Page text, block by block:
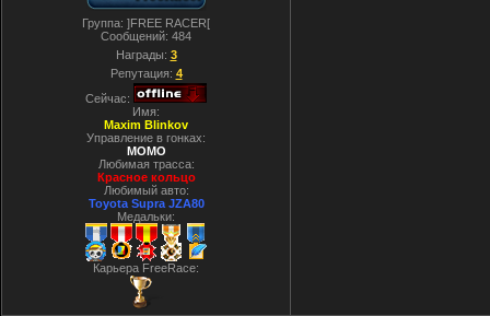
Группа: ]FREE RACER[
Сообщений: 484
Награды: 3
Репутация: 4
Сейчас:
Имя:
Maxim Blinkov
Управление в гонках:
MOMO
Любимая трасса:
Красное кольцо
Любимый авто:
Toyota Supra JZA80
Медальки:
Карьера FreeRace: